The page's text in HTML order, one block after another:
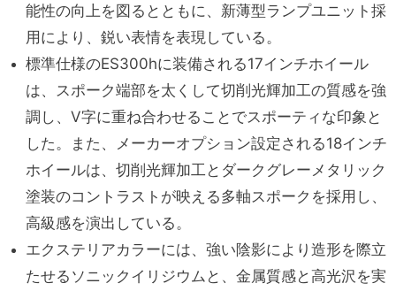
能性の向上を図るとともに、新薄型ランプユニット採
用により、鋭い表情を表現している。
標準仕様のES300hに装備される17インチホイール
は、スポーク端部を太くして切削光輝加工の質感を強
調し、V字に重ね合わせることでスポーティな印象と
した。また、メーカーオプション設定される18インチ
ホイールは、切削光輝加工とダークグレーメタリック
塗装のコントラストが映える多軸スポークを採用し、
高級感を演出している。
エクステリアカラーには、強い陰影により造形を際立
たせるソニックイリジウムと、金属質感と高光沢を実